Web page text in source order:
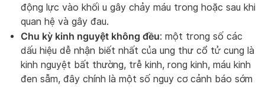
động lực vào khối u gây chảy máu trong hoặc sau khi
quan hệ và gây đau.
Chu kỳ kinh nguyệt không đều: một trong số các
dấu hiệu dễ nhận biết nhất của ung thư cổ tử cung là
kinh nguyệt bất thường, trễ kinh, rong kinh, máu kinh
đen sẫm, đây chính là một số nguy cơ cảnh báo sớm